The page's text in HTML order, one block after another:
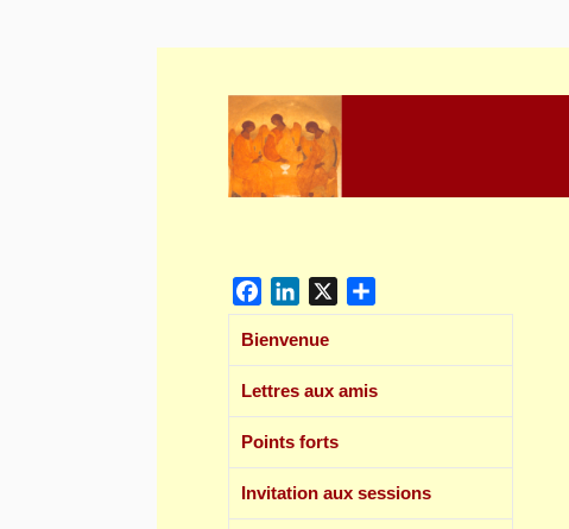
Skip
to
content
FacebookLinkedIn
Bienvenue
Lettres aux amis
Points forts
Invitation aux sessions